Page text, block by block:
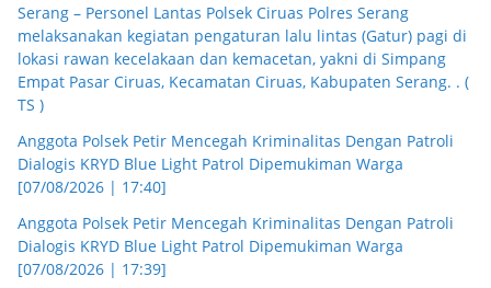
Serang – Personel Lantas Polsek Ciruas Polres Serang
melaksanakan kegiatan pengaturan lalu lintas (Gatur) pagi di
lokasi rawan kecelakaan dan kemacetan, yakni di Simpang
Empat Pasar Ciruas, Kecamatan Ciruas, Kabupaten Serang. . (
TS )
Anggota Polsek Petir Mencegah Kriminalitas Dengan Patroli
Dialogis KRYD Blue Light Patrol Dipemukiman Warga
[07/08/2026 | 17:40]
Anggota Polsek Petir Mencegah Kriminalitas Dengan Patroli
Dialogis KRYD Blue Light Patrol Dipemukiman Warga
[07/08/2026 | 17:39]